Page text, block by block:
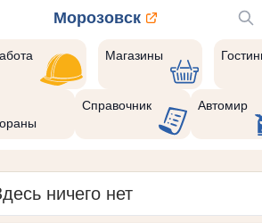
Морозовск
Магазины
Справочник Автомир
ничего нет